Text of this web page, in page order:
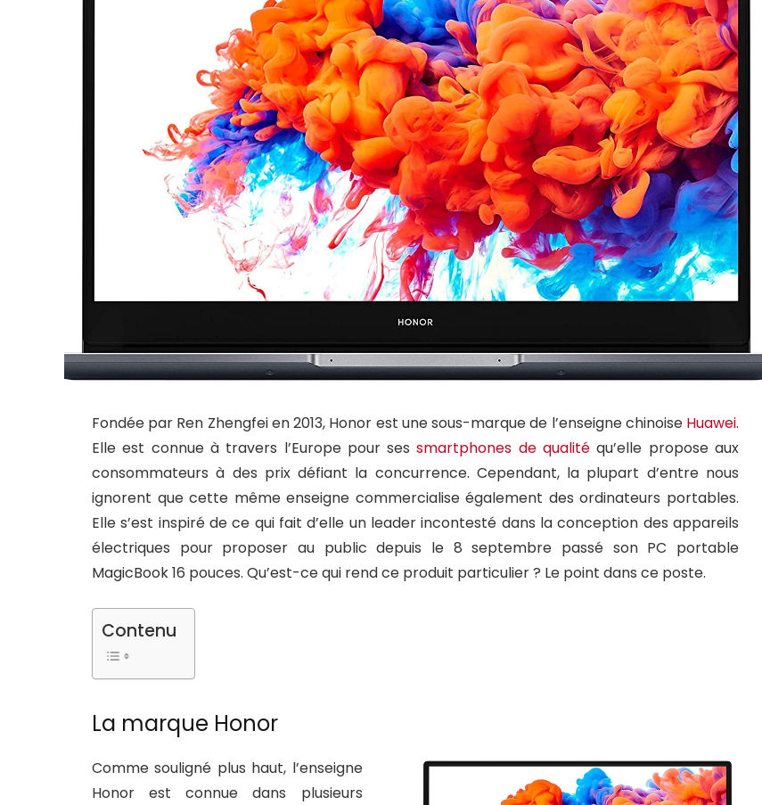
Fondée par Ren Zhengfei en 2013, Honor est une sous-marque de l’enseigne chinoise Huawei.
Elle est connue à travers l’Europe pour sessmartphones de qualité qu’elle propose aux
consommateurs à des prix défiant la concurrence. Cependant, la plupart d’entre nous
ignorent que cette même enseigne commercialise également des ordinateurs portables.
Elle s’est inspiré de ce qui fait d’elle un leader incontesté dans la conception des appareils
électriques pour proposer au public depuis le 8 septembre passé son PC portable
MagicBook 16 pouces. Qu’est-ce qui rend ce produit particulier ? Le point dans ce poste.
Contenu
La marque Honor
Comme souligné plus haut, l’enseigne
Honor est connue dans plusieurs